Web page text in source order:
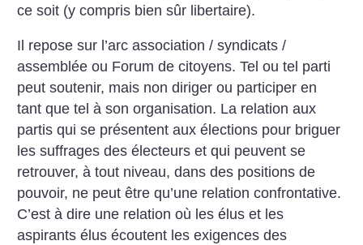
ce soit (y compris bien sûr libertaire).
Il repose sur l’arc association / syndicats /
assemblée ou Forum de citoyens. Tel ou tel parti
peut soutenir, mais non diriger ou participer en
tant que tel à son organisation. La relation aux
partis qui se présentent aux élections pour briguer
les suffrages des électeurs et qui peuvent se
retrouver, à tout niveau, dans des positions de
pouvoir, ne peut être qu’une relation confrontative.
C’est à dire une relation où les élus et les
aspirants élus écoutent les exigences des